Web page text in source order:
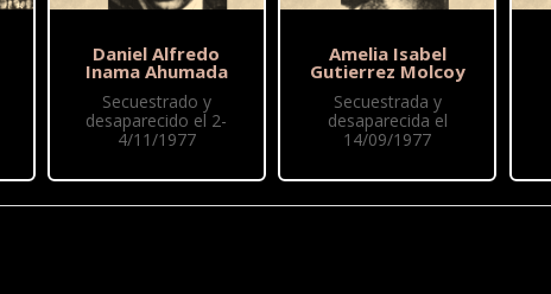
Daniel Alfredo
Inama Ahumada
Secuestrado y
desaparecido el 2-
4/11/1977
Amelia Isabel
Gutierrez Molcoy
Secuestrada y
desaparecida el
14/09/1977